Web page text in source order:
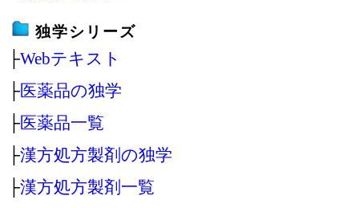
独学シリーズ
├Webテキスト
├医薬品の独学
├医薬品一覧
├漢方処方製剤の独学
├漢方処方製剤一覧